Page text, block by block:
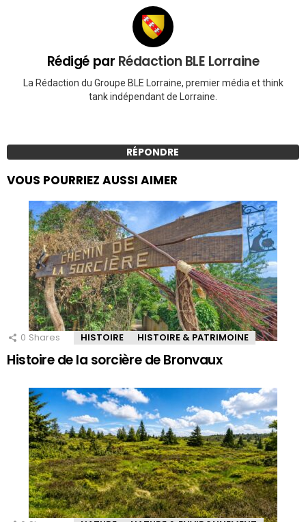
Rédigé par Rédaction BLE Lorraine
La Rédaction du Groupe BLE Lorraine, premier média et think
tank indépendant de Lorraine.
RÉPONDRE
VOUS POURRIEZ AUSSI AIMER
0 Shares HISTOIRE HISTOIRE & PATRIMOINE
Histoire de la sorcière de Bronvaux